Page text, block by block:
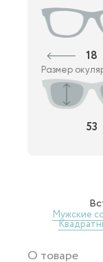
18
Размер
53
Мужские
О товаре